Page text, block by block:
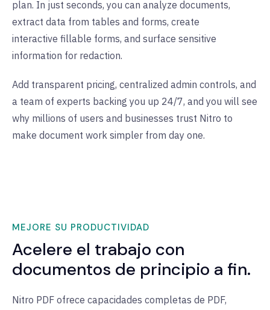
plan. In just seconds, you can analyze documents,
extract data from tables and forms, create
interactive fillable forms, and surface sensitive
information for redaction.
Add transparent pricing, centralized admin controls, and
a team of experts backing you up 24/7, and you will see
why millions of users and businesses trust Nitro to
make document work simpler from day one.
MEJORE SU PRODUCTIVIDAD
Acelere el trabajo con
documentos de principio a fin.
Nitro PDF ofrece capacidades completas de PDF,